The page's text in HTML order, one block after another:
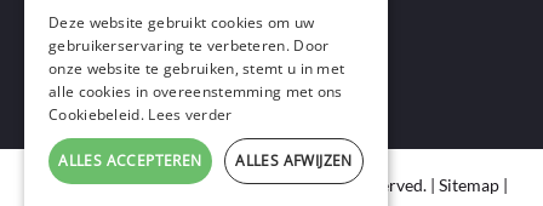
+32 495 69 32 72
Copyright © 2020 Ninof Media. All Rights Reserved. | Sitemap|
Deze website gebruikt cookies om uw
gebruikerservaring te verbeteren. Door
onze website te gebruiken, stemt u in met
alle cookies in overeenstemming met ons
Cookiebeleid. Lees verder
ALLES ACCEPTEREN ALLES AFWIJZEN